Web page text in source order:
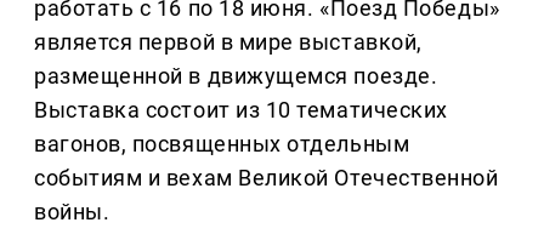
работать с 16 по 18 июня. «Поезд Победы»
является первой в мире выставкой,
размещенной в движущемся поезде.
Выставка состоит из 10 тематических
вагонов, посвященных отдельным
событиям и вехам Великой Отечественной
войны.